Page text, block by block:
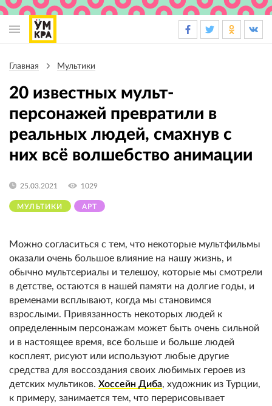
навигации
Главная Мультики
20 известных мульт-
персонажей превратили в
реальных людей, смахнув с
них всё волшебство анимации
МУЛЬТИКИ АРТ
25.03.2021 1029
Можно согласиться с тем, что некоторые мультфильмы
оказали очень большое влияние на нашу жизнь, и
обычно мультсериалы и телешоу, которые мы смотрели
в детстве, остаются в нашей памяти на долгие годы, и
временами всплывают, когда мы становимся
взрослыми. Привязанность некоторых людей к
определенным персонажам может быть очень сильной
и в настоящее время, все больше и больше людей
косплеят, рисуют или используют любые другие
средства для воссоздания своих любимых героев из
детских мультиков. Хоссейн Диба, художник из Турции,
к примеру, занимается тем, что перерисовывает